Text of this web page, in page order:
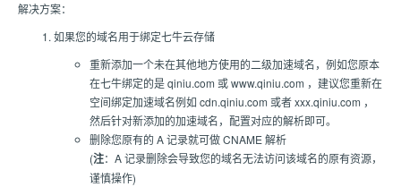
解决方案：
如果您的域名用于绑定七牛云存储
重新添加一个未在其他地方使用的二级加速域名，例如您原本
在七牛绑定的是 qiniu.com 或 www.qiniu.com ，建议您重新在
空间绑定加速域名例如 cdn.qiniu.com 或者 xxx.qiniu.com ，
然后针对新添加的加速域名，配置对应的解析即可。
删除您原有的 A 记录就可做 CNAME 解析
(注：A 记录删除会导致您的域名无法访问该域名的原有资源，
谨慎操作)